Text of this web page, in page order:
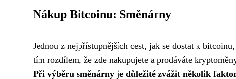
Nákup Bitcoinu: Směnárny
Jednou z nejpřístupnějších cest, jak se dostat k
tím rozdílem, že zde nakupujete a prodáváte
Při výběru směnárny je důležité zvážit několik